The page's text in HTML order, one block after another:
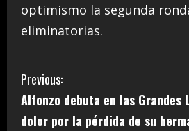
optimismo la segunda
eliminatorias.
C
o
Previous:
Alfonzo debuta en las Grandes
dolor por la pérdida de su